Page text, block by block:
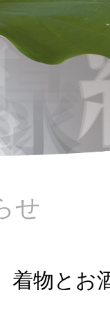
せ
着物とお